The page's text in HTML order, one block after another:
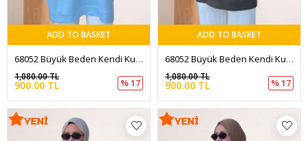
ADD TO BASKET
68052 Büyük Beden Kendi Kumaşından Ribanalı Modal Tunik - Bebe Mavi
900.00 TL
1,080.00 TL
% 17
ADD TO BASKET
68052 Büyük Beden Kendi Kumaşından Ribanalı Modal Tunik - Haki
900.00 TL
1,080.00 TL
% 17